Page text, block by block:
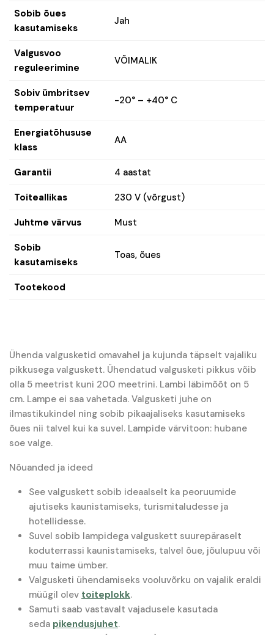
Sobib õues
kasutamiseks
Jah
Valgusvoo
reguleerimine
VÕIMALIK
Sobiv ümbritsev
temperatuur
-20° – +40° C
Energiatõhususe
klass
AA
Garantii 4 aastat
Toiteallikas 230 V (võrgust)
Juhtme värvus Must
Sobib
kasutamiseks
Toas, õues
Tootekood
Ühenda valgusketid omavahel ja kujunda täpselt vajaliku
pikkusega valguskett. Ühendatud valgusketi pikkus võib
olla 5 meetrist kuni 200 meetrini. Lambi läbimõõt on 5
cm. Lampe ei saa vahetada. Valgusketi juhe on
ilmastikukindel ning sobib pikaajaliseks kasutamiseks
õues nii talvel kui ka suvel. Lampide värvitoon: hubane
soe valge.
Nõuanded ja ideed
See valguskett sobib ideaalselt ka peoruumide
ajutiseks kaunistamiseks, turismitaludesse ja
hotellidesse.
Suvel sobib lampidega valguskett suurepäraselt
koduterrassi kaunistamiseks, talvel õue, jõulupuu või
muu taime ümber.
Valgusketi ühendamiseks vooluvõrku on vajalik eraldi
müügil olev toiteplokk.
Samuti saab vastavalt vajadusele kasutada
seda pikendusjuhet.